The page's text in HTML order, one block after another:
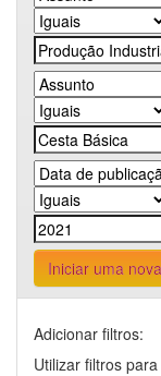
Iniciar uma
Adicionar filtros:
Utilizar filtros